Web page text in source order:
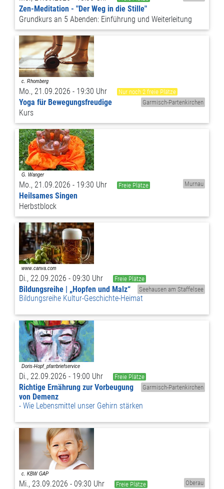
Zen-Meditation - "Der Weg in die Stille"
Grundkurs an 5 Abenden: Einführung und Weiterleitung
Mo., 21.09.2026 - 19:30 Uhr
Nur noch 2 freie Plätze
Garmisch-Partenkirchen
Yoga für Bewegungsfreudige
Kurs
Mo., 21.09.2026 - 19:30 Uhr Freie Plätze Murnau
Heilsames Singen
Herbstblock
Di., 22.09.2026 - 09:30 Uhr
Freie Plätze
Seehausen am Staffelsee
Bildungsreihe | „Hopfen und Malz“
Bildungsreihe Kultur-Geschichte-Heimat
Di., 22.09.2026 - 19:00 Uhr
Freie Plätze
Garmisch-Partenkirchen
Richtige Ernährung zur Vorbeugung
von Demenz
Wie Lebensmittel unser Gehirn stärken
Mi., 23.09.2026 - 09:30 Uhr Freie Plätze Oberau